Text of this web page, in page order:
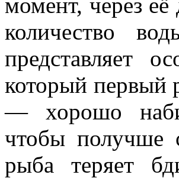
количество
представляет
который первый
— хорошо
чтобы получше
рыба теряет